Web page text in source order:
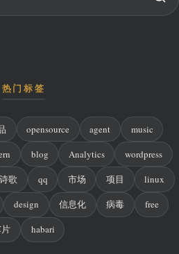
热门标签
opensource agent music
blog Analytics wordpress
诗歌 qq 市场 项目 linux
design 信息化 病毒 free
habari